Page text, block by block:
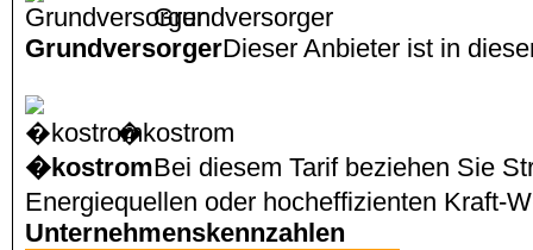
Grundversorger
GrundversorgerDieser Anbieter ist in
�kostrom
�kostromBei diesem Tarif beziehen Sie
Energiequellen oder hocheffizienten Kraft-
Unternehmenskennzahlen